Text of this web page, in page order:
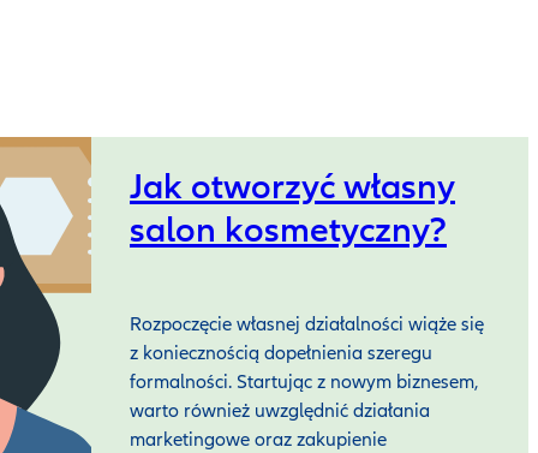
Jak otworzyć własny
salon kosmetyczny?
Rozpoczęcie własnej działalności wiąże się
z koniecznością dopełnienia szeregu
formalności. Startując z nowym biznesem,
warto również uwzględnić działania
marketingowe oraz zakupienie